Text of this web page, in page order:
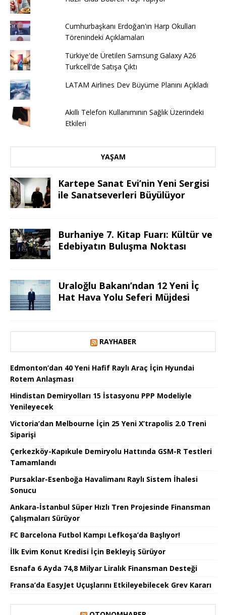
Cumhurbaşkanı Erdoğan'ın Harp Okulları
Törenindeki Açıklamaları
Türkiye'de Üretilen Samsung Galaxy A26
Turkcell'de Satışa Çıktı
LATAM Airlines Dev Büyüme Planını Açıkladı
Akıllı Telefon Kullanımının Sağlık Üzerindeki
Etkileri
YAŞAM
Kartepe Sanat Evi’nin Yeni Sergisi
ile Sanatseverleri Büyülüyor
Burhaniye 7. Kitap Fuarı: Kültür ve
Edebiyatın Buluşma Noktası
Uraloğlu Bakanı’ndan 12 Yeni İç
Hat Hava Yolu Seferi Müjdesi
RAYHABER
Edmonton’dan 40 Yeni Hafif Raylı Araç İçin Hyundai
Rotem Anlaşması
Hindistan Demiryolları 15 İstasyonu PPP Modeliyle
Yenileyecek
Victoria’dan Melbourne İçin 25 Yeni X’trapolis 2.0 Treni
Siparişi
Çerkezköy-Kapıkule Demiryolu Hattında GSM-R Testleri
Tamamlandı
Pursaklar-Esenboğa Havalimanı Raylı Sistem İhalesi
Sonucu
Ankara-İstanbul Süper Hızlı Tren Projesinde Finansman
Çalışmaları Sürüyor
FC Barcelona Futbol Kampı Lefkoşa’da Başlıyor!
İlk Evim Konut Kredisi İçin Bekleyiş Sürüyor
Esnafa 6 Ayda 74,8 Milyar Liralık Finansman Desteği
Fransa’da EasyJet Uçuşlarını Etkileyebilecek Grev Kararı